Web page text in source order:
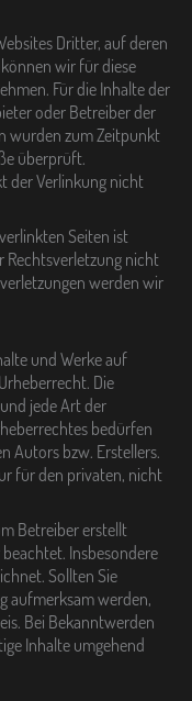
Dritter, auf deren
wir für diese
Für die Inhalte der
oder Betreiber der
wurden zum Zeitpunkt
überprüft.
der Verlinkung nicht
Seiten ist
Rechtsverletzung nicht
werden wir
und Werke auf
Die
jede Art der
bedürfen
Autors bzw. Erstellers.
für den privaten, nicht
Betreiber erstellt
Insbesondere
Sollten Sie
aufmerksam werden,
Bei Bekanntwerden
Inhalte umgehend